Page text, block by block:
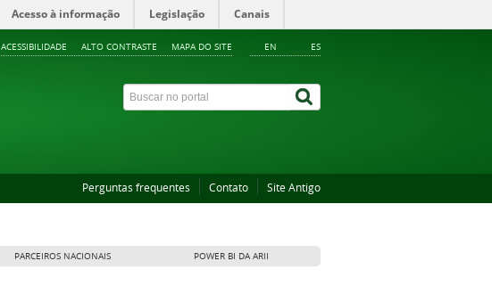
Acesso à informação Legislação Canais
EN ES
ACESSIBILIDADE ALTO CONTRASTE MAPA DO SITE
Perguntas frequentes Contato Site Antigo
PARCEIROS NACIONAIS POWER BI DA ARII